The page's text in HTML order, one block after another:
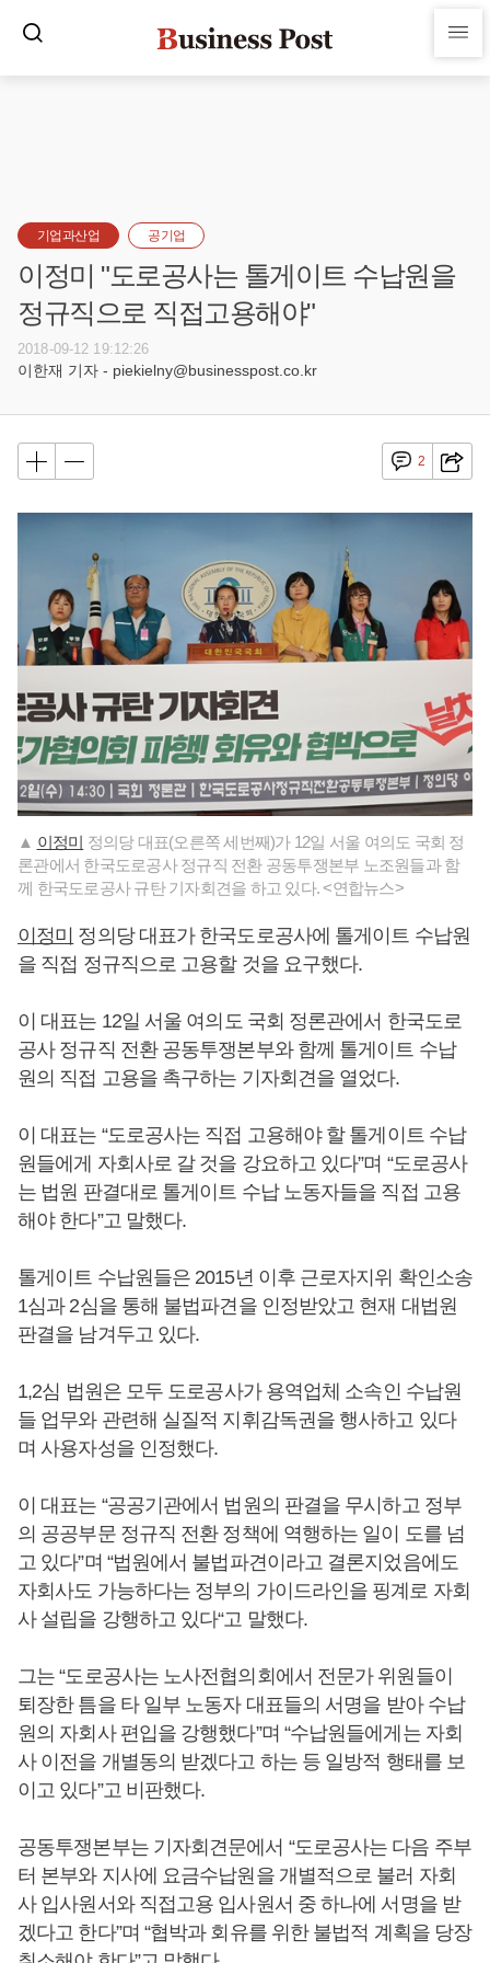
기업과산업 공기업
이정미 "도로공사는 톨게이트 수납원을
정규직으로 직접고용해야"
2018-09-12 19:12:26
이한재 기자 - piekielny@businesspost.co.kr
2
▲ 이정미 정의당 대표(오른쪽 세번째)가 12일 서울 여의도 국회 정
론관에서 한국도로공사 정규직 전환 공동투쟁본부 노조원들과 함
께 한국도로공사 규탄 기자회견을 하고 있다. <연합뉴스>
이정미 정의당 대표가 한국도로공사에 톨게이트 수납원
을 직접 정규직으로 고용할 것을 요구했다.
이 대표는 12일 서울 여의도 국회 정론관에서 한국도로
공사 정규직 전환 공동투쟁본부와 함께 톨게이트 수납
원의 직접 고용을 촉구하는 기자회견을 열었다.
이 대표는 “도로공사는 직접 고용해야 할 톨게이트 수납
원들에게 자회사로 갈 것을 강요하고 있다”며 “도로공사
는 법원 판결대로 톨게이트 수납 노동자들을 직접 고용
해야 한다”고 말했다.
톨게이트 수납원들은 2015년 이후 근로자지위 확인소송
1심과 2심을 통해 불법파견을 인정받았고 현재 대법원
판결을 남겨두고 있다.
1,2심 법원은 모두 도로공사가 용역업체 소속인 수납원
들 업무와 관련해 실질적 지휘감독권을 행사하고 있다
며 사용자성을 인정했다.
이 대표는 “공공기관에서 법원의 판결을 무시하고 정부
의 공공부문 정규직 전환 정책에 역행하는 일이 도를 넘
고 있다”며 “법원에서 불법파견이라고 결론지었음에도
자회사도 가능하다는 정부의 가이드라인을 핑계로 자회
사 설립을 강행하고 있다“고 말했다.
그는 “도로공사는 노사전협의회에서 전문가 위원들이
퇴장한 틈을 타 일부 노동자 대표들의 서명을 받아 수납
원의 자회사 편입을 강행했다”며 “수납원들에게는 자회
사 이전을 개별동의 받겠다고 하는 등 일방적 행태를 보
이고 있다”고 비판했다.
공동투쟁본부는 기자회견문에서 “도로공사는 다음 주부
터 본부와 지사에 요금수납원을 개별적으로 불러 자회
사 입사원서와 직접고용 입사원서 중 하나에 서명을 받
겠다고 한다”며 “협박과 회유를 위한 불법적 계획을 당장